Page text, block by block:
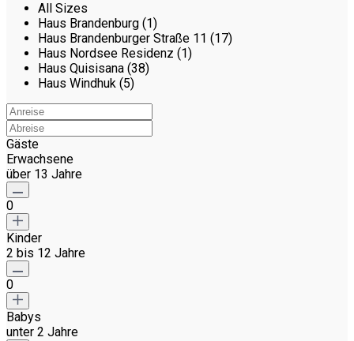
All Sizes
Haus Brandenburg (1)
Haus Brandenburger Straße 11 (17)
Haus Nordsee Residenz (1)
Haus Quisisana (38)
Haus Windhuk (5)
Gäste
Erwachsene
über 13 Jahre
0
Kinder
2 bis 12 Jahre
0
Babys
unter 2 Jahre